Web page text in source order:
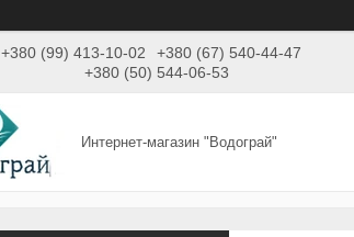
+380 (99) 413-10-02
+380 (67) 540-44-47
+380 (50) 544-06-53
Интернет-магазин "Водограй"